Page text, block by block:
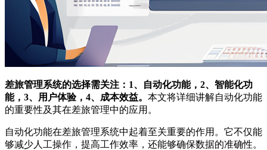
差旅管理系统的选择需关注：1、自动化功能，2、智能化功
能，3、用户体验，4、成本效益。 本文将详细讲解自动化功能
的重要性及其在差旅管理中的应用。
自动化功能在差旅管理系统中起着至关重要的作用。它不仅能
够减少人工操作，提高工作效率，还能够确保数据的准确性。